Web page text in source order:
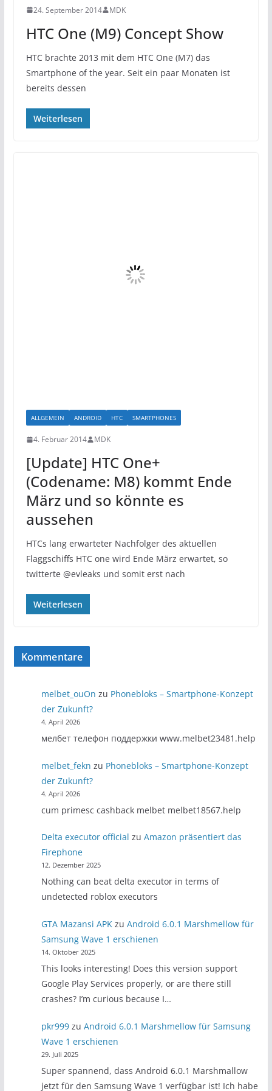
24. September 2014 MDK
HTC One (M9) Concept Show
HTC brachte 2013 mit dem HTC One (M7) das
Smartphone of the year. Seit ein paar Monaten ist
bereits dessen
Weiterlesen
ALLGEMEIN ANDROID HTC SMARTPHONES
4. Februar 2014 MDK
[Update] HTC One+
(Codename: M8) kommt Ende
März und so könnte es
aussehen
HTCs lang erwarteter Nachfolger des aktuellen
Flaggschiffs HTC one wird Ende März erwartet, so
twitterte @evleaks und somit erst nach
Weiterlesen
Kommentare
melbet_ouOn zu Phonebloks – Smartphone-Konzept
der Zukunft?
4. April 2026
мелбет телефон поддержки www.melbet23481.help
melbet_fekn zu Phonebloks – Smartphone-Konzept
der Zukunft?
4. April 2026
cum primesc cashback melbet melbet18567.help
Delta executor official zuAmazon präsentiert das
Firephone
12. Dezember 2025
Nothing can beat delta executor in terms of
undetected roblox executors
GTA Mazansi APK zuAndroid 6.0.1 Marshmellow für
Samsung Wave 1 erschienen
14. Oktober 2025
This looks interesting! Does this version support
Google Play Services properly, or are there still
crashes? I’m curious because I…
pkr999 zuAndroid 6.0.1 Marshmellow für Samsung
Wave 1 erschienen
29. Juli 2025
Super spannend, dass Android 6.0.1 Marshmallow
jetzt für den Samsung Wave 1 verfügbar ist! Ich habe